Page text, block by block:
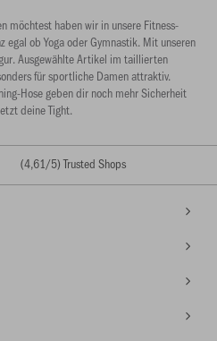
möchtest haben wir in unsere Fitness-
egal ob Yoga oder Gymnastik. Mit unseren
Ausgewählte Artikel im taillierten
für sportliche Damen attraktiv.
Hose geben dir noch mehr Sicherheit
deine Tight.
(4,61/5) Trusted Shops